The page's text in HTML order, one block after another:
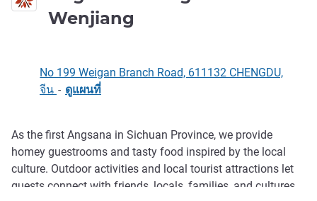
Wenjiang
No 199 Weigan Branch Road, 611132 CHENGDU,
จีน - ดูแผนที่
รายละเอียด
As the first Angsana in Sichuan Province, we provide
homey guestrooms and tasty food inspired by the local
culture. Outdoor activities and local tourist attractions let
guests connect with friends, locals, families, and cultures.